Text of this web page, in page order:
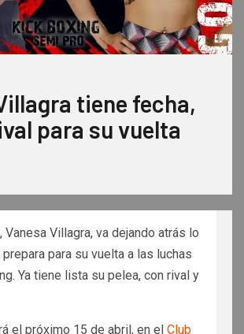
tiene fecha,
para su vuelta
Vanesa Villagra, va dejando atrás lo
para su vuelta a las luchas
Ya tiene lista su pelea, con rival y
el próximo 15 de abril, en el Club